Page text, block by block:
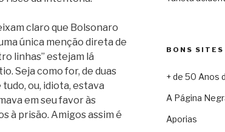
claro que Bolsonaro
única menção direta de
linhas” estejam lá
Seja como for, de duas
ou, idiota, estava
em seu favor às
à prisão. Amigos assim é
BONS SITES
+ de 50 Anos
A Página
Aporias